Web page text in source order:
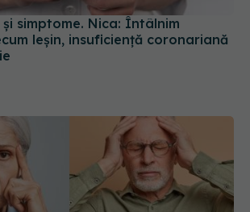
și simptome. Nica: Întâlnim
leșin, insuficiență coronariană